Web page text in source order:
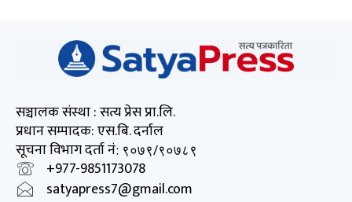
सञ्चालक संस्था : सत्य प्रेस प्रा.लि.
प्रधान सम्पादक: एस.बि. दर्नाल
सूचना विभाग दर्ता नं: ९०७९/९०७८९
+977-9851173078
satyapress7@gmail.com